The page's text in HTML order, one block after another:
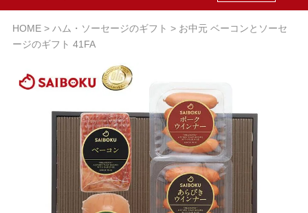
HOME ハム・ソーセージのギフト
お中元 ベーコンとソーセ
ージのギフト 41FA